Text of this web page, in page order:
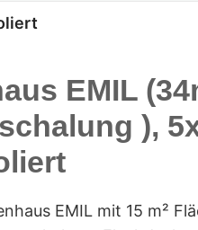
EMIL
),
EMIL mit 15 m²